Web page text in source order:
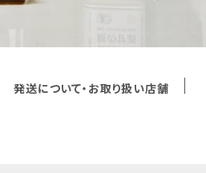
発送について・お取り扱い店舗